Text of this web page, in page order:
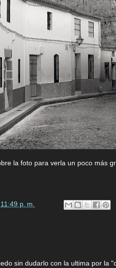
la foto para verla un poco más
11:49 p. m.
sin dudarlo con la ultima por la